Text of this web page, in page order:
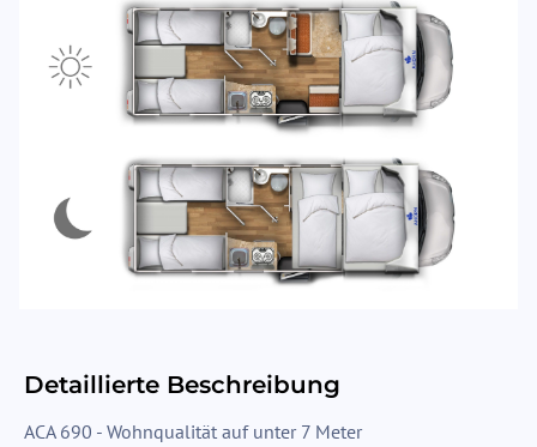
Detaillierte Beschreibung
ACA 690 - Wohnqualität auf unter 7 Meter